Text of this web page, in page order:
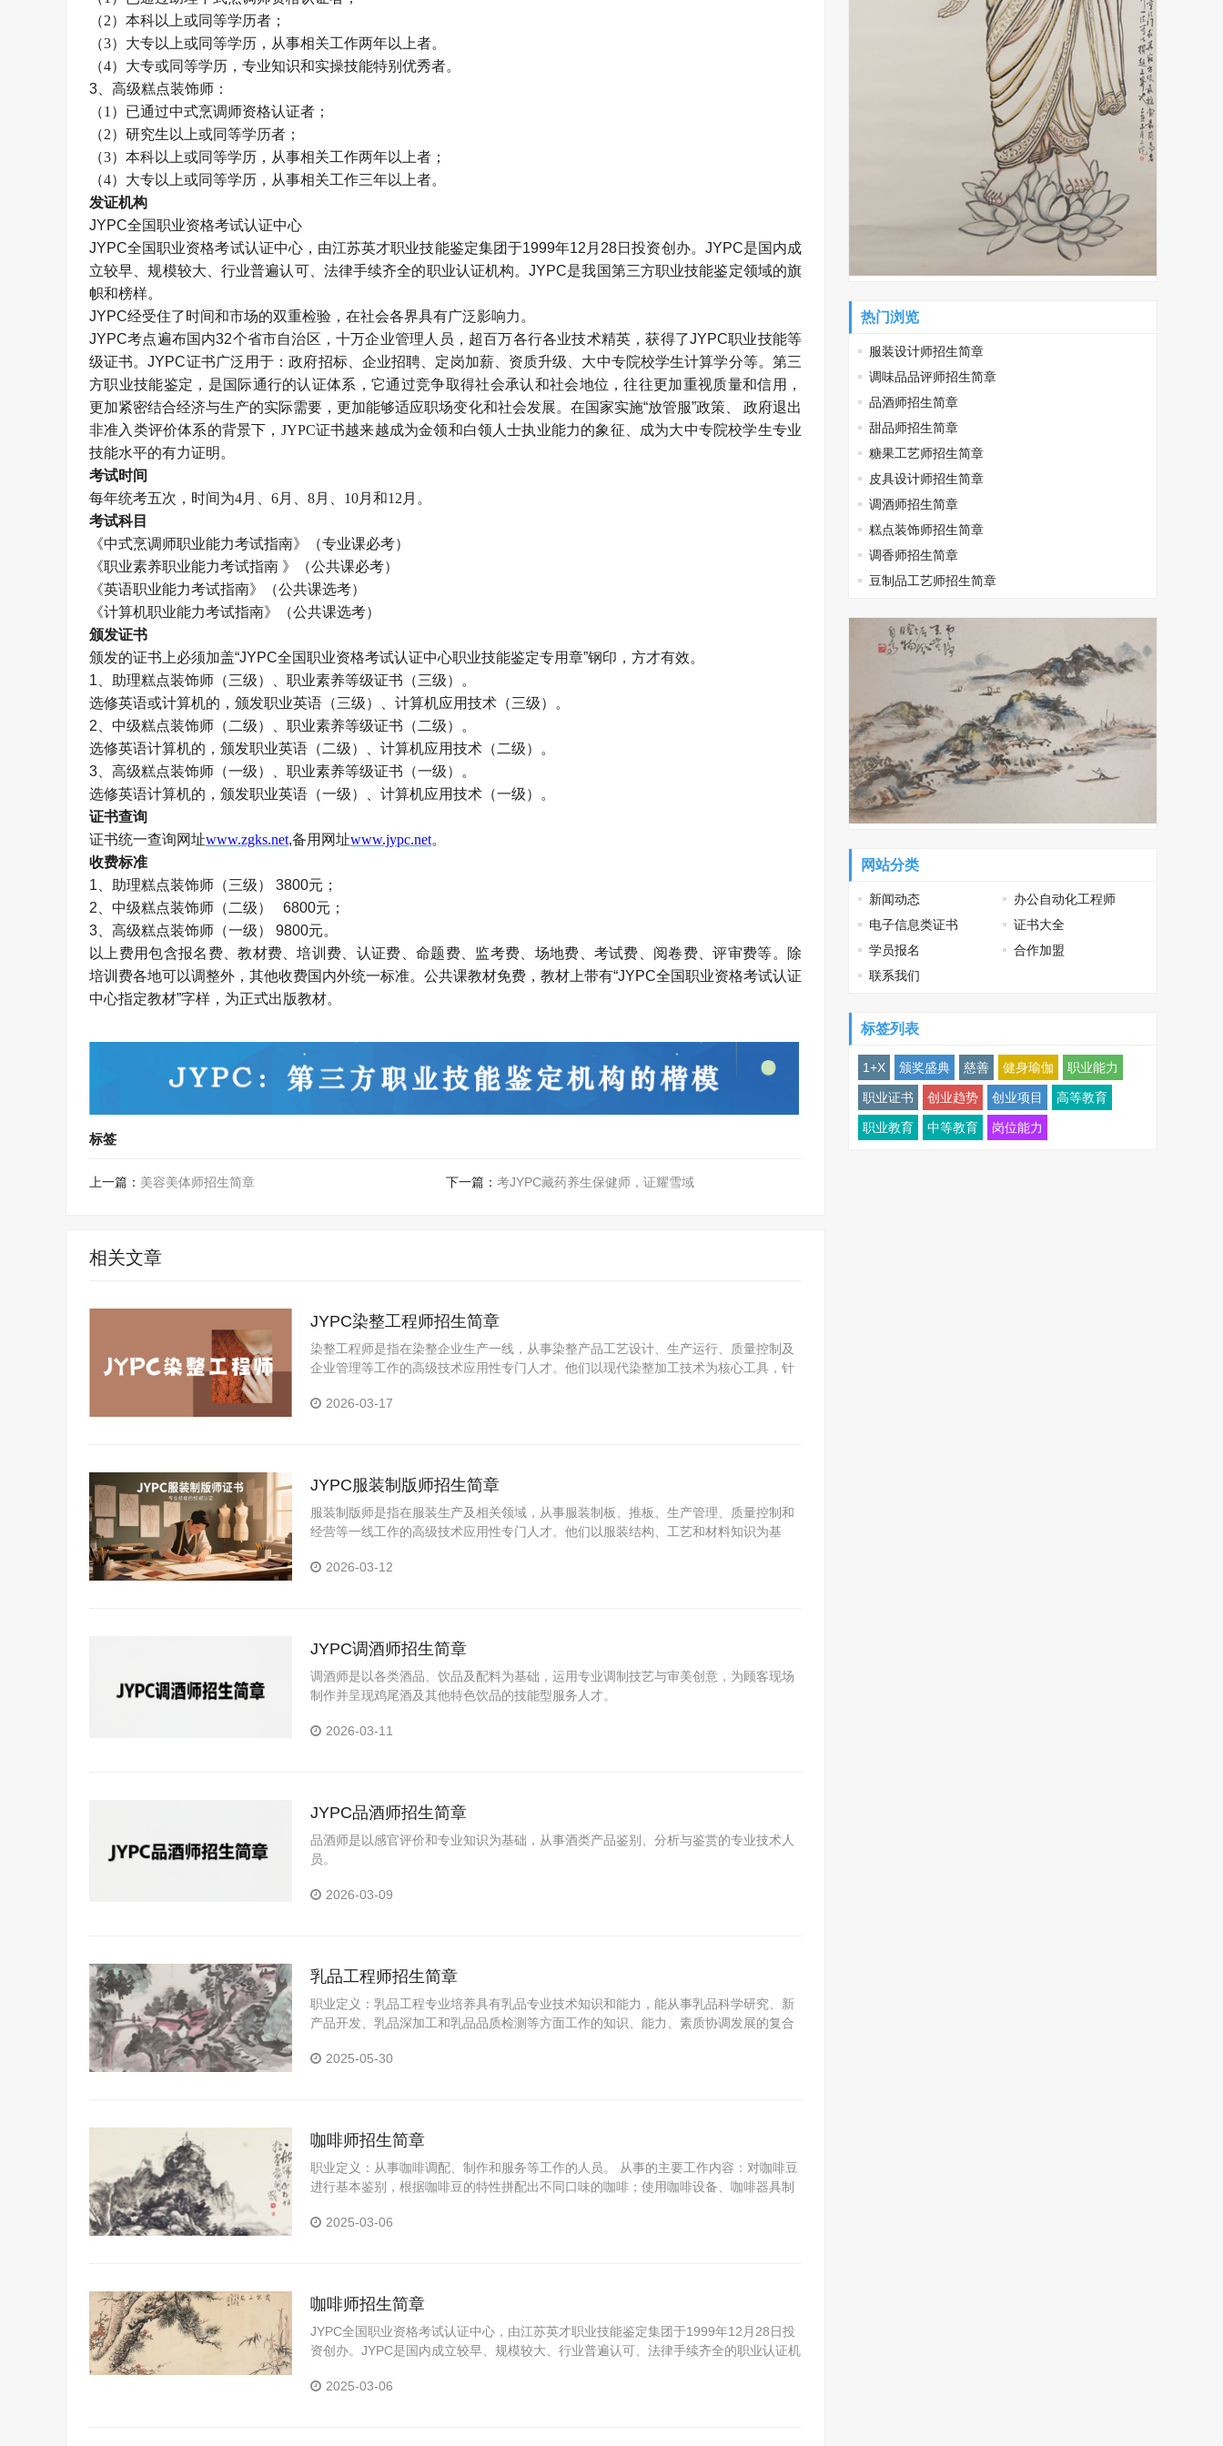
（2）本科以上或同等学历者；
（3）大专以上或同等学历，从事相关工作两年以上者。
（4）大专或同等学历，专业知识和实操技能特别优秀者。
3、高级糕点装饰师：
（1）已通过中式烹调师资格认证者；
（2）研究生以上或同等学历者；
（3）本科以上或同等学历，从事相关工作两年以上者；
（4）大专以上或同等学历，从事相关工作三年以上者。
发证机构
JYPC全国职业资格考试认证中心
JYPC全国职业资格考试认证中心，由江苏英才职业技能鉴定集团于1999年12月28日投资创办。JYPC是国内成
立较早、规模较大、行业普遍认可、法律手续齐全的职业认证机构。JYPC是我国第三方职业技能鉴定领域的旗
帜和榜样。
JYPC经受住了时间和市场的双重检验，在社会各界具有广泛影响力。
JYPC考点遍布国内32个省市自治区，十万企业管理人员，超百万各行各业技术精英，获得了JYPC职业技能等
级证书。JYPC证书广泛用于：政府招标、企业招聘、定岗加薪、资质升级、大中专院校学生计算学分等。第三
方职业技能鉴定，是国际通行的认证体系，它通过竞争取得社会承认和社会地位，往往更加重视质量和信用，
更加紧密结合经济与生产的实际需要，更加能够适应职场变化和社会发展。在国家实施“放管服”政策、
政府退出
非准入类评价体系的背景下， JYPC证书越来越成为金领和白领人士执业能力的象征、成为大中专院校学生专业
技能水平的有力证明。
考试时间
每年统考五次，时间为4月、6月、8月、10月和12月。
考试科目
《中式烹调师职业能力考试指南》（专业课必考）
《职业素养职业能力考试指南 》（公共课必考）
《英语职业能力考试指南》（公共课选考）
《计算机职业能力考试指南》（公共课选考）
颁发证书
颁发的证书上必须加盖“JYPC全国职业资格考试认证中心职业技能鉴定专用章”钢印，方才有效。
1、助理糕点装饰师（三级）、职业素养等级证书（三级）。
选修英语或计算机的，颁发职业英语（三级）、计算机应用技术（三级）。
2、中级糕点装饰师（二级）、职业素养等级证书（二级）。
选修英语计算机的，颁发职业英语（二级）、计算机应用技术（二级）。
3、高级糕点装饰师（一级）、职业素养等级证书（一级）。
选修英语计算机的，颁发职业英语（一级）、计算机应用技术（一级）。
证书查询
证书统一查询网址www.zgks.net,备用网址www.jypc.net。
收费标准
1、助理糕点装饰师（三级）
3800元；
2、中级糕点装饰师（二级）
6800元；
3、高级糕点装饰师（一级）
9800元。
以上费用包含报名费、教材费、培训费、认证费、命题费、监考费、场地费、考试费、阅卷费、评审费等。除
培训费各地可以调整外，其他收费国内外统一标准。公共课教材免费，教材上带有“JYPC全国职业资格考试认证
中心指定教材”字样，为正式出版教材。
标签
上一篇： 美容美体师招生简章 下一篇： 考JYPC藏药养生保健师，证耀雪域
相关文章
JYPC染整工程师招生简章
染整工程师是指在染整企业生产一线，从事染整产品工艺设计、生产运行、质量控制及
企业管理等工作的高级技术应用性专门人才。他们以现代染整加工技术为核心工具，针
方案，确保产品既符合质量标准，又满足环保与成本要求。
2026-03-17
JYPC服装制版师招生简章
服装制版师是指在服装生产及相关领域，从事服装制板、推板、生产管理、质量控制和
经营等一线工作的高级技术应用性专门人才。他们以服装结构、工艺和材料知识为基
题，是连接设计构想与成品实现的关键技术环节。
2026-03-12
JYPC调酒师招生简章
调酒师是以各类酒品、饮品及配料为基础，运用专业调制技艺与审美创意，为顾客现场
制作并呈现鸡尾酒及其他特色饮品的技能型服务人才。
2026-03-11
JYPC品酒师招生简章
品酒师是以感官评价和专业知识为基础，从事酒类产品鉴别、分析与鉴赏的专业技术人
员。
2026-03-09
乳品工程师招生简章
职业定义：乳品工程专业培养具有乳品专业技术知识和能力，能从事乳品科学研究、新
产品开发、乳品深加工和乳品品质检测等方面工作的知识、能力、素质协调发展的复合
2025-05-30
咖啡师招生简章
职业定义：从事咖啡调配、制作和服务等工作的人员。 从事的主要工作内容：对咖啡豆
进行基本鉴别，根据咖啡豆的特性拼配出不同口味的咖啡；使用咖啡设备、咖啡器具制
2025-03-06
咖啡师招生简章
JYPC全国职业资格考试认证中心，由江苏英才职业技能鉴定集团于1999年12月28日投
资创办。JYPC是国内成立较早、规模较大、行业普遍认可、法律手续齐全的职业认证机
2025-03-06
热门浏览
服装设计师招生简章
调味品品评师招生简章
品酒师招生简章
甜品师招生简章
糖果工艺师招生简章
皮具设计师招生简章
调酒师招生简章
糕点装饰师招生简章
调香师招生简章
豆制品工艺师招生简章
网站分类
新闻动态
办公自动化工程师
电子信息类证书
证书大全
学员报名
合作加盟
联系我们
标签列表
1+X 颁奖盛典 慈善 健身瑜伽 职业能力
职业证书 创业趋势 创业项目 高等教育
职业教育 中等教育 岗位能力